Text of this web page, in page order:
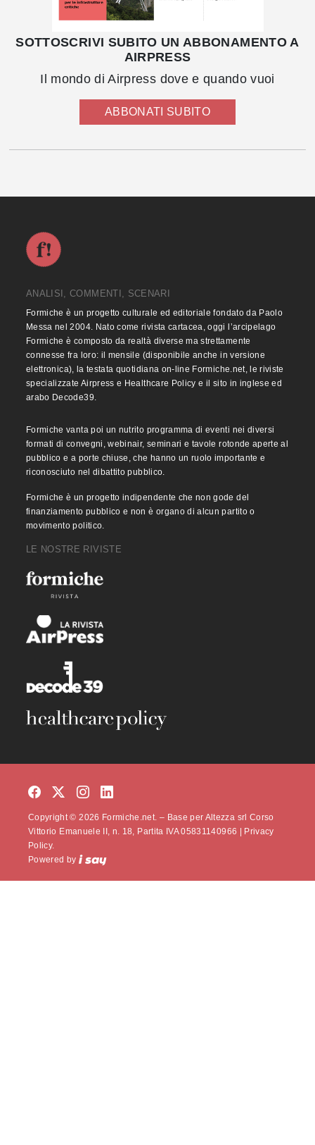
SOTTOSCRIVI SUBITO UN ABBONAMENTO A
AIRPRESS
Il mondo di Airpress dove e quando vuoi
ABBONATI SUBITO
ANALISI, COMMENTI, SCENARI
Formiche è un progetto culturale ed editoriale fondato da Paolo
Messa nel 2004. Nato come rivista cartacea, oggi l’arcipelago
Formiche è composto da realtà diverse ma strettamente
connesse fra loro: il mensile (disponibile anche in versione
elettronica), la testata quotidiana on-line Formiche.net, le riviste
specializzate Airpress e Healthcare Policy e il sito in inglese ed
arabo Decode39.
Formiche vanta poi un nutrito programma di eventi nei diversi
formati di convegni, webinair, seminari e tavole rotonde aperte al
pubblico e a porte chiuse, che hanno un ruolo importante e
riconosciuto nel dibattito pubblico.
Formiche è un progetto indipendente che non gode del
finanziamento pubblico e non è organo di alcun partito o
movimento politico.
LE NOSTRE RIVISTE
Copyright © 2026 Formiche.net. – Base per Altezza srl Corso
Vittorio Emanuele II, n. 18, Partita IVA 05831140966 |
Privacy
Policy.
Powered by